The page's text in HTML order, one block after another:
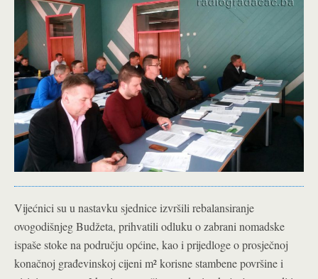
Vijećnici su u nastavku sjednice izvršili rebalansiranje
ovogodišnjeg Budžeta, prihvatili odluku o zabrani nomadske
ispaše stoke na području općine, kao i prijedloge o prosječnoj
konačnoj građevinskoj cijeni m² korisne stambene površine i